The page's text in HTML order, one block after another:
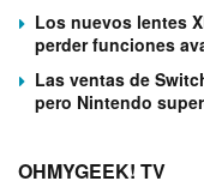
Los nuevos lentes
perder funciones
Las ventas de
pero Nintendo
OHMYGEEK! TV